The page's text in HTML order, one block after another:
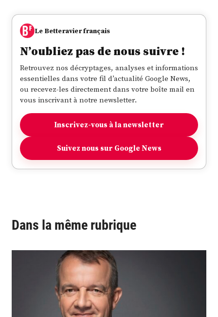
Le Betteravier français
N’oubliez pas de nous suivre !
Retrouvez nos décryptages, analyses et informations
essentielles dans votre fil d’actualité Google News,
ou recevez-les directement dans votre boîte mail en
vous inscrivant à notre newsletter.
Inscrivez-vous à la newsletter
Suivez nous sur Google News
Dans la même rubrique